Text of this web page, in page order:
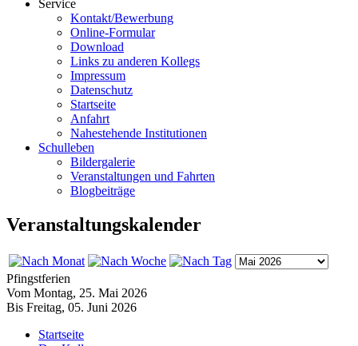
Service
Kontakt/Bewerbung
Online-Formular
Download
Links zu anderen Kollegs
Impressum
Datenschutz
Startseite
Anfahrt
Nahestehende Institutionen
Schulleben
Bildergalerie
Veranstaltungen und Fahrten
Blogbeiträge
Veranstaltungskalender
Pfingstferien
Vom Montag, 25. Mai 2026
Bis Freitag, 05. Juni 2026
Startseite